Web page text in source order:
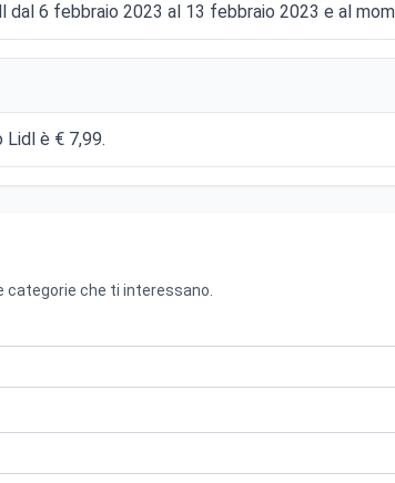
6 febbraio 2023 al 13 febbraio 2023 e al
è € 7,99.
categorie che ti interessano.